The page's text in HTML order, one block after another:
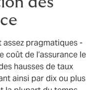
assez pragmatiques -
coût de l’assurance le
hausses de taux
ainsi par dix ou plus